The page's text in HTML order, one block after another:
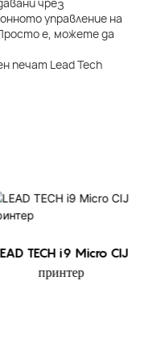
чрез
управление на
е, можете да
TECH i9 Micro CIJ
принтер